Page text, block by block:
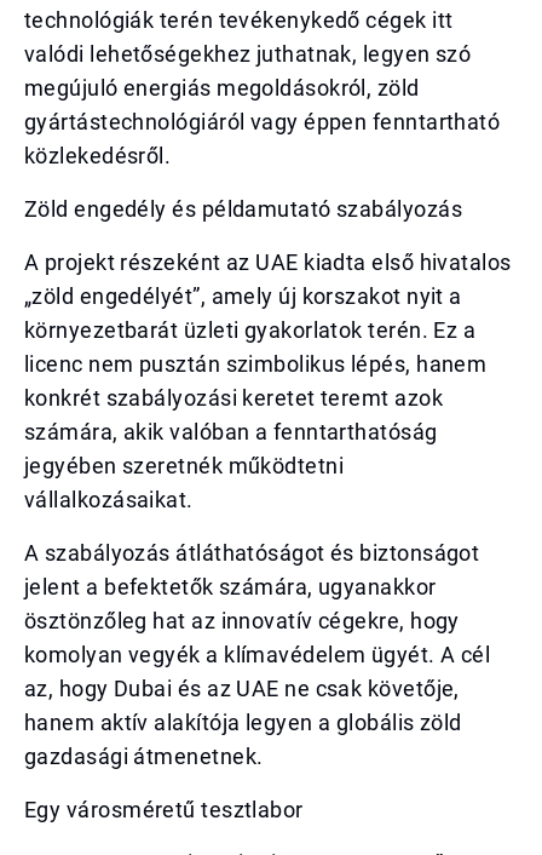
technológiák terén tevékenykedő cégek itt
valódi lehetőségekhez juthatnak, legyen szó
megújuló energiás megoldásokról, zöld
gyártástechnológiáról vagy éppen fenntartható
közlekedésről.
Zöld engedély és példamutató szabályozás
A projekt részeként az UAE kiadta első hivatalos
„zöld engedélyét”, amely új korszakot nyit a
környezetbarát üzleti gyakorlatok terén. Ez a
licenc nem pusztán szimbolikus lépés, hanem
konkrét szabályozási keretet teremt azok
számára, akik valóban a fenntarthatóság
jegyében szeretnék működtetni
vállalkozásaikat.
A szabályozás átláthatóságot és biztonságot
jelent a befektetők számára, ugyanakkor
ösztönzőleg hat az innovatív cégekre, hogy
komolyan vegyék a klímavédelem ügyét. A cél
az, hogy Dubai és az UAE ne csak követője,
hanem aktív alakítója legyen a globális zöld
gazdasági átmenetnek.
Egy városméretű tesztlabor